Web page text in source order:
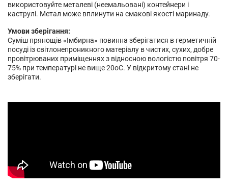
використовуйте металеві (неемальовані) контейнери і
каструлі. Метал може вплинути на смакові якості маринаду.
Умови зберігання:
Суміш прянощів «Імбирна» повинна зберігатися в герметичній
посуді із світлонепроникного матеріалу в чистих, сухих, добре
провітрюваних приміщеннях з відносною вологістю повітря 70-
75% при температурі не вище 20оС. У відкритому стані не
зберігати.